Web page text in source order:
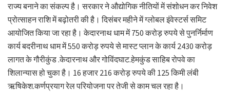
राज्य बनाने का संकल्प है। सरकार ने औद्योगिक नीतियों में संशोधन कर निवेश
प्रोत्साहन राशि में बढ़ोतरी की है। दिसंबर महीने में ग्लोबल इंवेस्टर्स समिट
आयोजित किया जा रहा है। केदारनाथ धाम में 750 करोड़ रुपये से पुनर्निर्माण
कार्य बदरीनाथ धाम में 550 करोड़ रुपये से मास्ट प्लान के कार्य 2430 करोड़
लागत के गौरीकुंड .केदारनाथ और गोविंदघाट.हेमकुंड साहिब रोपवे का
शिलान्यास हो चुका है। 16 हजार 216 करोड़ रुपये की 125 किमी लंबी
ऋषिकेश.कर्णप्रयाग रेल परियोजना पर तेजी से काम चल रहा है।